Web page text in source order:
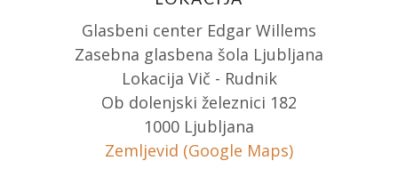
Glasbeni center Edgar Willems
Zasebna glasbena šola Ljubljana
Lokacija Vič - Rudnik
Ob dolenjski železnici 182
1000 Ljubljana
Zemljevid (Google Maps)